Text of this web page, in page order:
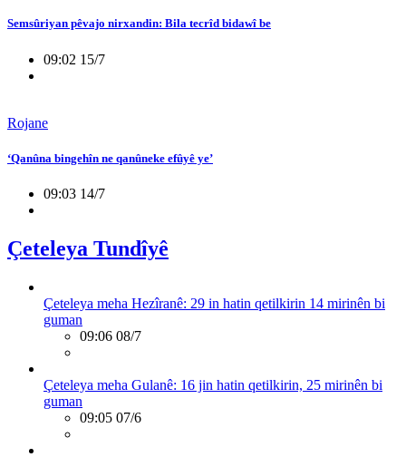
Semsûriyan pêvajo nirxandin: Bila tecrîd bidawî be
09:02 15/7
Rojane
‘Qanûna bingehîn ne qanûneke efûyê ye’
09:03 14/7
Çeteleya Tundîyê
Çeteleya meha Hezîranê: 29 in hatin qetilkirin 14 mirinên bi
guman
09:06 08/7
Çeteleya meha Gulanê: 16 jin hatin qetilkirin, 25 mirinên bi
guman
09:05 07/6